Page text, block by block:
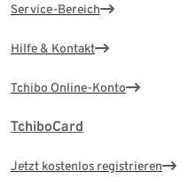
Service-Bereich
Hilfe & Kontakt
Tchibo Online-Konto
TchiboCard
Jetzt kostenlos registrieren